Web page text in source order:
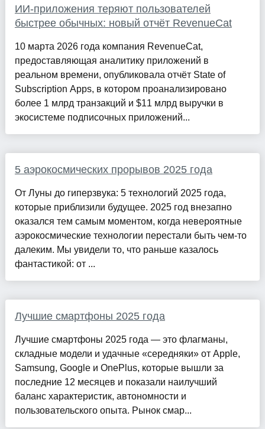
ИИ-приложения теряют пользователей
быстрее обычных: новый отчёт RevenueCat
10 марта 2026 года компания RevenueCat,
предоставляющая аналитику приложений в
реальном времени, опубликовала отчёт State of
Subscription Apps, в котором проанализировано
более 1 млрд транзакций и $11 млрд выручки в
экосистеме подписочных приложений...
5 аэрокосмических прорывов 2025 года
От Луны до гиперзвука: 5 технологий 2025 года,
которые приблизили будущее. 2025 год внезапно
оказался тем самым моментом, когда невероятные
аэрокосмические технологии перестали быть чем-то
далеким. Мы увидели то, что раньше казалось
фантастикой: от ...
Лучшие смартфоны 2025 года
Лучшие смартфоны 2025 года — это флагманы,
складные модели и удачные «середняки» от Apple,
Samsung, Google и OnePlus, которые вышли за
последние 12 месяцев и показали наилучший
баланс характеристик, автономности и
пользовательского опыта. Рынок смар...